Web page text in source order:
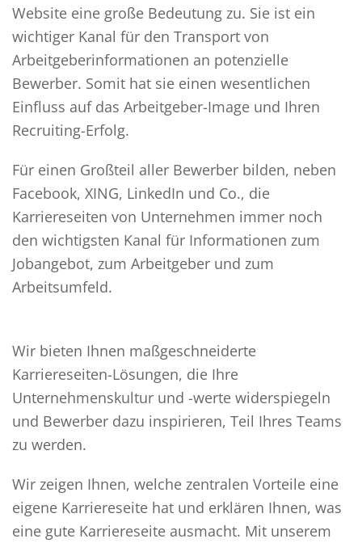
Website eine große Bedeutung zu. Sie ist ein
wichtiger Kanal für den Transport von
Arbeitgeberinformationen an potenzielle
Bewerber. Somit hat sie einen wesentlichen
Einfluss auf das Arbeitgeber-Image und Ihren
Recruiting-Erfolg.
Für einen Großteil aller Bewerber bilden, neben
Facebook, XING, LinkedIn und Co., die
Karriereseiten von Unternehmen immer noch
den wichtigsten Kanal für Informationen zum
Jobangebot, zum Arbeitgeber und zum
Arbeitsumfeld.
Wir bieten Ihnen maßgeschneiderte
Karriereseiten-Lösungen, die Ihre
Unternehmenskultur und -werte widerspiegeln
und Bewerber dazu inspirieren, Teil Ihres Teams
zu werden.
Wir zeigen Ihnen, welche zentralen Vorteile eine
eigene Karriereseite hat und erklären Ihnen, was
eine gute Karriereseite ausmacht. Mit unserem